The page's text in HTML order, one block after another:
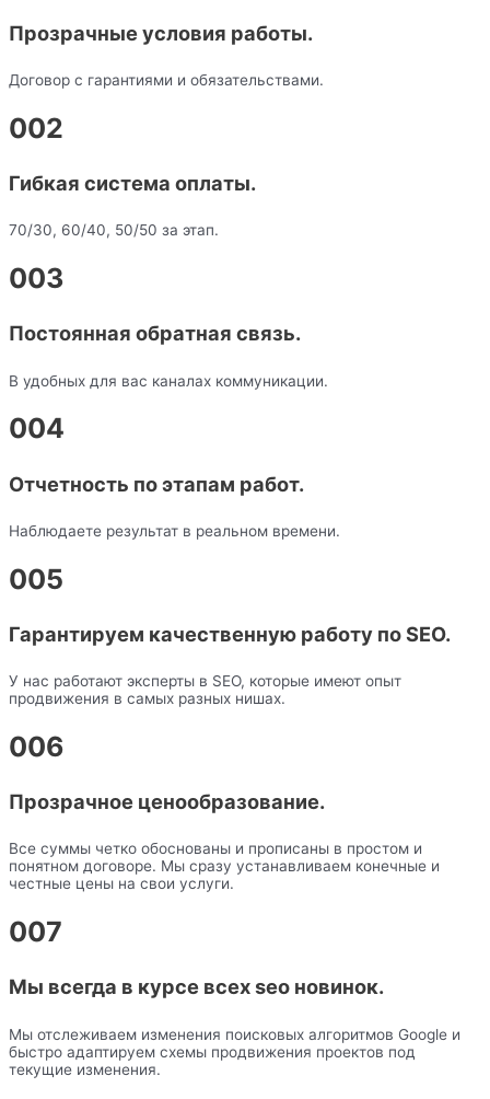
Прозрачные условия работы.
Договор с гарантиями и обязательствами.
002
Гибкая система оплаты.
70/30, 60/40, 50/50 за этап.
003
Постоянная обратная связь.
В удобных для вас каналах коммуникации.
004
Отчетность по этапам работ.
Наблюдаете результат в реальном времени.
005
Гарантируем качественную работу по SEO.
У нас работают эксперты в SEO, которые имеют опыт
продвижения в самых разных нишах.
006
Прозрачное ценообразование.
Все суммы четко обоснованы и прописаны в простом и
понятном договоре. Мы сразу устанавливаем конечные и
честные цены на свои услуги.
007
Мы всегда в курсе всех seo новинок.
Мы отслеживаем изменения поисковых алгоритмов Google и
быстро адаптируем схемы продвижения проектов под
текущие изменения.